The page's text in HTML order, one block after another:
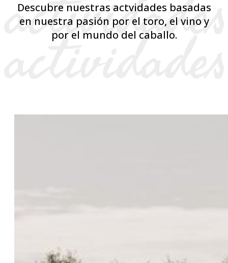
Descubre nuestras actvidades basadas
en nuestra pasión por el toro, el vino y
por el mundo del caballo.